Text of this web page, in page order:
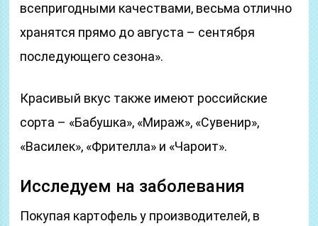
всепригодными качествами, весьма отлично
хранятся прямо до августа – сентября
последующего сезона».
Красивый вкус также имеют российские
сорта – «Бабушка», «Мираж», «Сувенир»,
«Василек», «Фрителла» и «Чароит».
Исследуем на заболевания
Покупая картофель у производителей, в